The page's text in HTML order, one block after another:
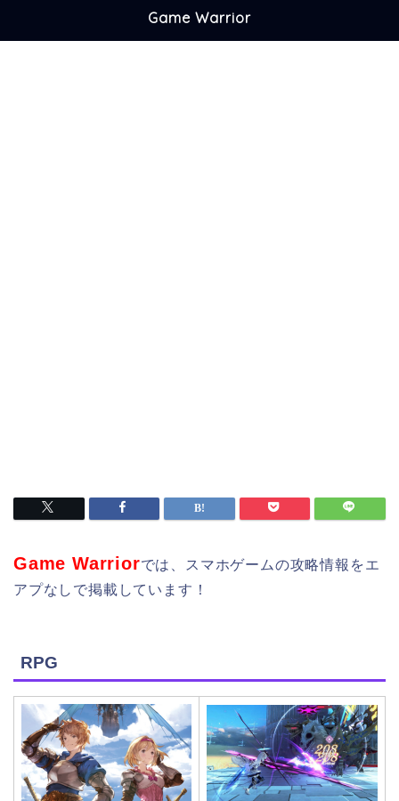
Game Warrior
Game Warriorでは、スマホゲームの攻略情報をエ
アプなしで掲載しています！
RPG